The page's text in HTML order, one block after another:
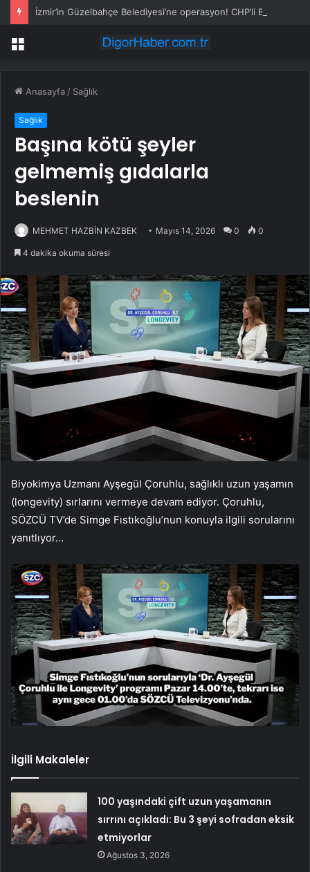
Menü
Anasayfa / Sağlık
Sağlık
Başına kötü şeyler
gelmemiş gıdalarla
beslenin
MEHMET HAZBİN KAZBEK Mayıs 14, 2026 0 0
4 dakika okuma süresi
Biyokimya Uzmanı Ayşegül Çoruhlu, sağlıklı uzun yaşamın
(longevity) sırlarını vermeye devam ediyor. Çoruhlu,
SÖZCÜ TV’de Simge Fıstıkoğlu’nun konuyla ilgili sorularını
yanıtlıyor…
İlgili Makaleler
100 yaşındaki çift uzun yaşamanın
sırrını açıkladı: Bu 3 şeyi sofradan eksik
etmiyorlar
Ağustos 3, 2026